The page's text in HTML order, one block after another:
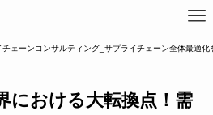
ェーンコンサルティング_サプライチェーン全体最適化
における大転換点！需